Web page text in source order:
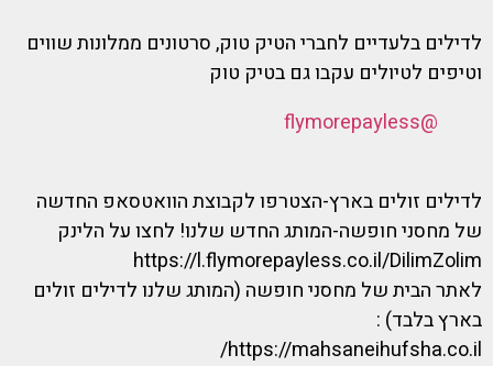
לדילים בלעדיים לחברי הטיק טוק, סרטונים ממלונות שווים
וטיפים לטיולים עקבו גם בטיק טוק
@flymorepayless
לדילים זולים בארץ-הצטרפו לקבוצת הוואטסאפ החדשה
של מחסני חופשה-המותג החדש שלנו! לחצו על הלינק
https://l.flymorepayless.co.il/DilimZolim
לאתר הבית של מחסני חופשה (המותג שלנו לדילים זולים
בארץ בלבד) :
https://mahsaneihufsha.co.il/